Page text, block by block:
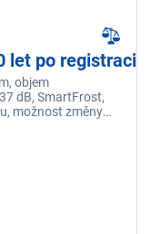
let po registraci
objem
dB, SmartFrost,
možnost změny